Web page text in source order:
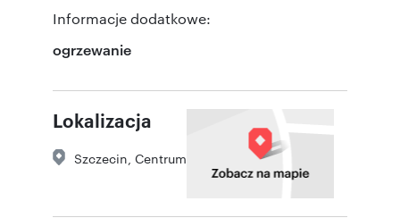
Informacje dodatkowe:
ogrzewanie
Lokalizacja
Szczecin Centrum